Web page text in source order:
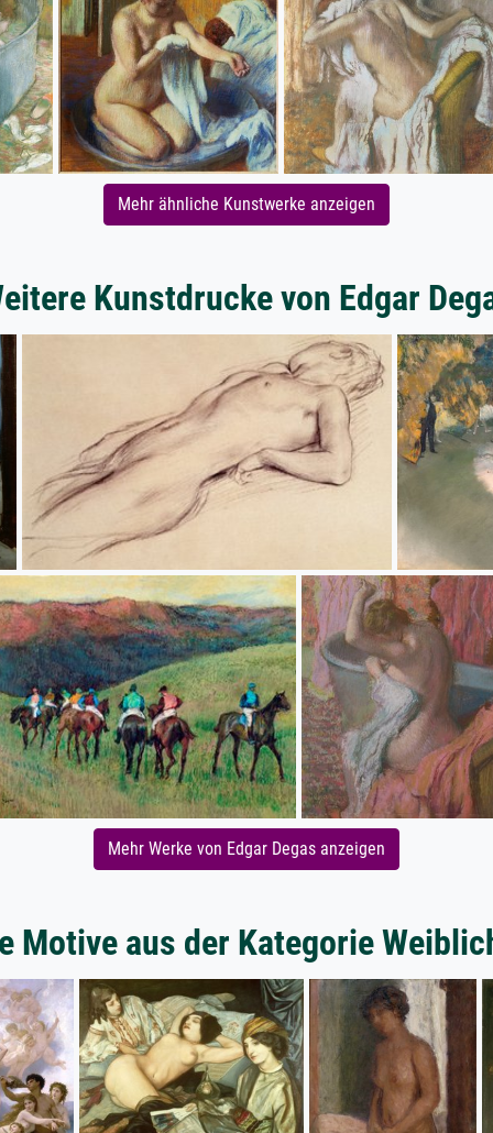
Mehr ähnliche Kunstwerke anzeigen
Kunstdrucke von Edgar
Mehr Werke von Edgar Degas anzeigen
Motive aus der Kategorie